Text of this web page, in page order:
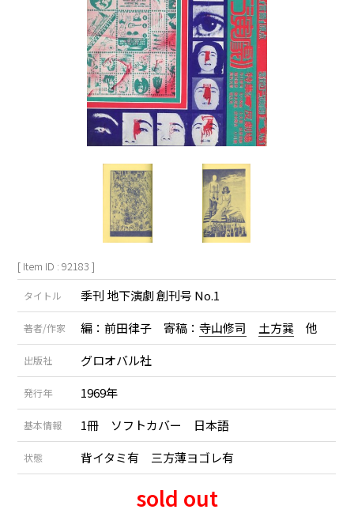
[ Item ID : 92183 ]
タイトル 季刊 地下演劇 創刊号 No.1
著者/作家 編：前田律子 寄稿：寺山修司 土方巽 他
出版社 グロオバル社
発行年 1969年
基本情報 1冊 ソフトカバー 日本語
状態 背イタミ有 三方薄ヨゴレ有
sold out